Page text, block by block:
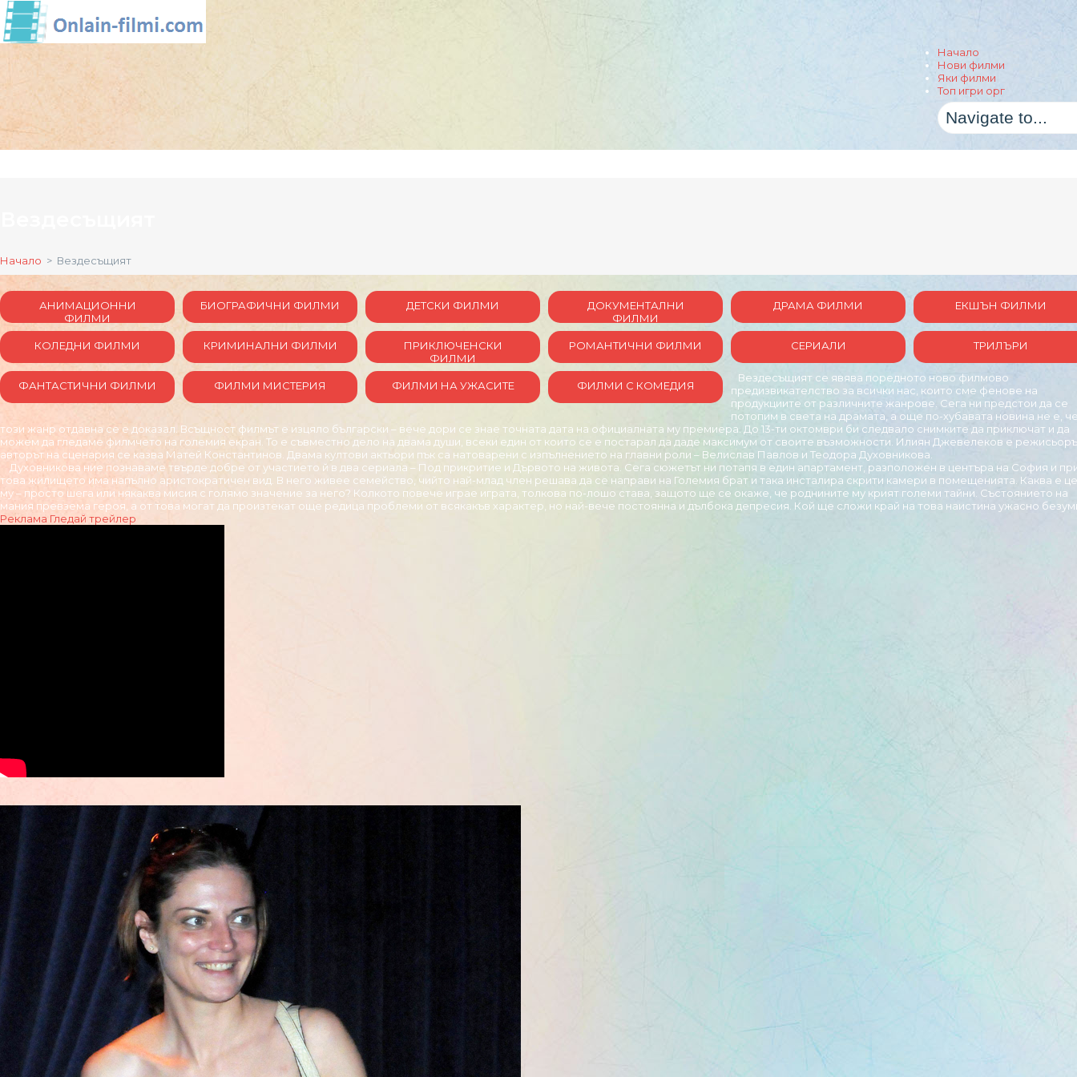
Начало
Нови филми
Яки филми
Топ игри орг
Начало > Вездесъщият
АНИМАЦИОННИ
ФИЛМИ
БИОГРАФИЧНИ ФИЛМИ ДЕТСКИ ФИЛМИ
ДОКУМЕНТАЛНИ
ФИЛМИ
ДРАМА ФИЛМИ ЕКШЪН ФИЛМИ
КОЛЕДНИ ФИЛМИ КРИМИНАЛНИ ФИЛМИ
ПРИКЛЮЧЕНСКИ
ФИЛМИ
РОМАНТИЧНИ ФИЛМИ СЕРИАЛИ ТРИЛЪРИ
ФАНТАСТИЧНИ ФИЛМИ ФИЛМИ МИСТЕРИЯ ФИЛМИ НА УЖАСИТЕ ФИЛМИ С КОМЕДИЯ
Вездесъщият се явява поредното ново филмово
предизвикателство за всички нас, които сме фенове на
продукциите от различните жанрове. Сега ни предстои да се
потопим в света на драмата, а още по-хубавата новина не е,
този жанр отдавна се е доказал. Всъщност филмът е изцяло български – вече дори се знае точната дата на официалната му премиера. До 13-ти октомври би следвало снимките да приключат и да
можем да гледаме филмчето на големия екран. То е съвместно дело на двама души, всеки един от които се е постарал да даде максимум от своите възможности. Илиян Джевелеков е
авторът на сценария се казва Матей Константинов. Двама култови актьори пък са натоварени с изпълнението на главни роли – Велислав Павлов и Теодора Духовникова.
Духовникова ние познаваме твърде добре от участието й в два сериала – Под прикритие и Дървото на живота. Сега сюжетът ни потапя в един апартамент, разположен в центъра на София и
това жилището има напълно аристократичен вид. В него живее семейство, чийто най-млад член решава да се направи на Големия брат и така инсталира скрити камери в помещенията. Каква е
му – просто шега или някаква мисия с голямо значение за него? Колкото повече играе играта, толкова по-лошо става, защото ще се окаже, че роднините му крият големи тайни. Състоянието на
мания превзема героя, а от това могат да произтекат още редица проблеми от всякакъв характер, но най-вече постоянна и дълбока депресия. Кой ще сложи край на това наистина ужасно
Реклама Гледай трейлер